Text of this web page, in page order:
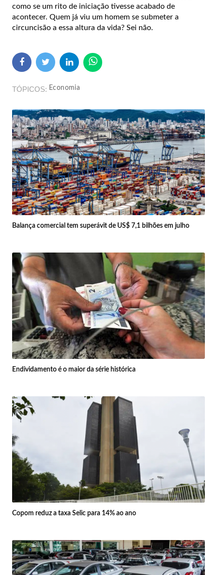
como se um rito de iniciação tivesse acabado de
acontecer. Quem já viu um homem se submeter a
circuncisão a essa altura da vida? Sei não.
TÓPICOS Economia
Balança comercial tem superávit de US$ 7,1 bilhões em julho
Endividamento é o maior da série histórica
Copom reduz a taxa Selic para 14% ao ano